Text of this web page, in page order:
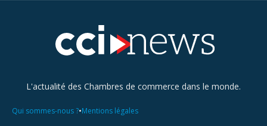
L'actualité des Chambres de commerce dans le monde.
Qui sommes-nous ?•Mentions légales